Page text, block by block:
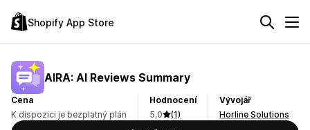
Shopify App Store
AIRA: AI Reviews Summary
Cena
K dispozici je bezplatný plán
Hodnocení
5,0
(1)
Vývojář
Horline Solutions